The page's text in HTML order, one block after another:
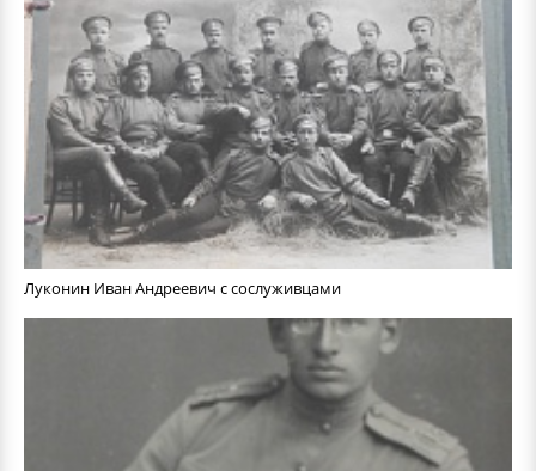
Луконин Иван Андреевич с сослуживцами